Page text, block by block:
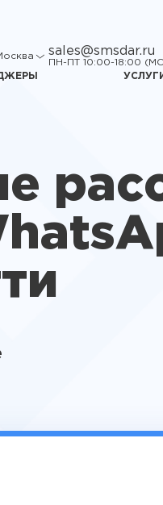
sales@smsdar.ru
ПН-ПТ 10:00-18:00